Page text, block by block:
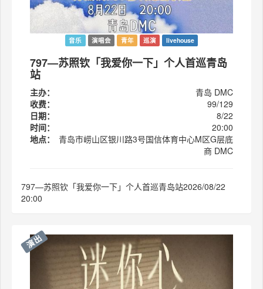
音乐 演唱会 青年 巡演 livehouse
797—苏照钦「我爱你一下」个人首巡青岛
站
主办：
青岛 DMC
收费：
99/129
日期：
8/22
时间：
20:00
地点：
青岛市崂山区银川路3号国信体育中心M区G层底
商 DMC
797—苏照钦「我爱你一下」个人首巡青岛站2026/08/22
20:00
演出